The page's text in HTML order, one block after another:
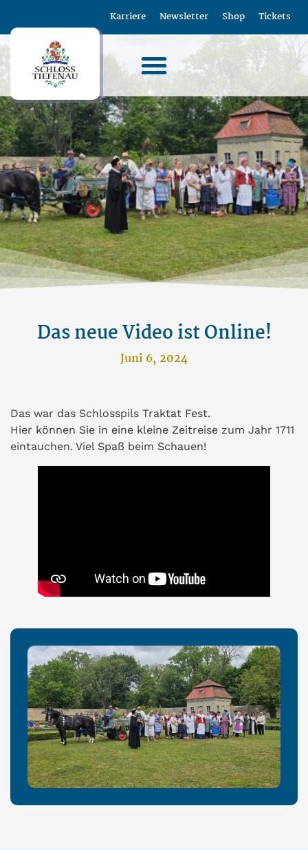
Karriere Newsletter Shop Tickets
Das neue Video ist Online!
Juni 6, 2024
Das war das Schlosspils Traktat Fest.
Hier können Sie in eine kleine Zeitreise zum Jahr 1711
eintauchen. Viel Spaß beim Schauen!